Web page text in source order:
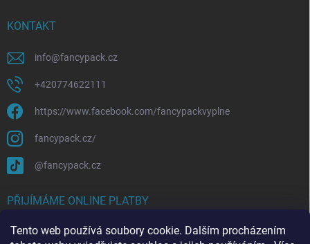
Tento web používá soubory cookie. Dalším procházením
KONTAKT
info@fancypack.cz
+420774622111
https://www.facebook.com/fancypackvyplne
fancypack.cz/
@fancypack.cz
PŘIJÍMÁME ONLINE PLATBY